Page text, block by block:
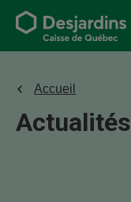
Accueil
Actualités